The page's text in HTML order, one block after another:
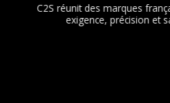
C2S réunit des marques
exigence, précision et